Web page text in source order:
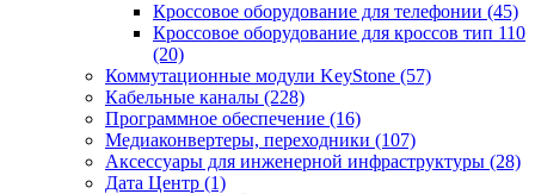
Кроссовое оборудование для телефонии (45)
Кроссовое оборудование для кроссов тип 110
(20)
Коммутационные модули KeyStone (57)
Кабельные каналы (228)
Программное обеспечение (16)
Медиаконвертеры, переходники (107)
Аксессуары для инженерной инфраструктуры (28)
Дата Центр (1)